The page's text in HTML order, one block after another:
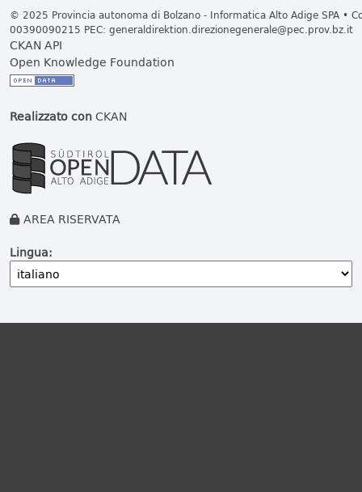
© 2025 Provincia autonoma di Bolzano - Informatica Alto Adige SPA •
00390090215 PEC: generaldirektion.direzionegenerale@pec.prov.bz.it
CKAN API
Open Knowledge Foundation
Realizzato conCKAN
AREA RISERVATA
Lingua